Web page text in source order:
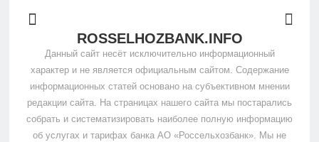
ROSSELHOZBANK.INFO
Данный сайт несёт исключительно информационный
характер и не является официальным сайтом. Содержание
информационных статей основано на субъективном мнении
редакции сайта. На страницах нашего сайта мы постарались
собрать и систематизировать наиболее полную информацию
об услугах и тарифах банка АО «Россельхозбанк». Мы не